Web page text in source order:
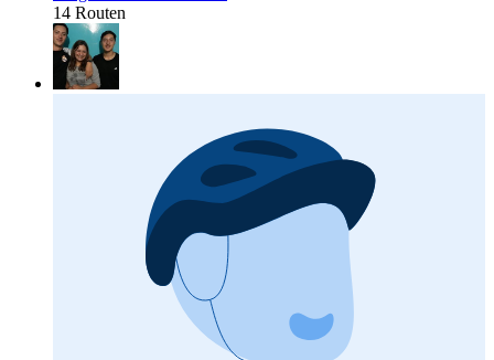
14 Routen